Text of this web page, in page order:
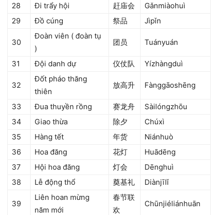
28
Đi trẩy hội 赶庙会
Gǎnmiàohuì
29
Đồ cúng 祭品 Jìpǐn
30
Đoàn viên ( đoàn tụ
)
团员 Tuányuán
31 Đội danh dự 仪仗队 Yízhàngduì
32
Đốt pháo thăng
thiên
放高升 Fànggāoshēng
33 Đua thuyền rồng 赛龙舟
Sàilóngzhōu
34
Giao thừa 除夕
Chúxì
35
Hàng tết 年货
Niánhuò
36
Hoa đăng 花灯
Huādēng
37
Hội hoa đăng 灯会
Dēnghuì
38
Lễ động thổ 奠基礼 Diànjīlǐ
39
Liên hoan mừng
năm mới
春节联
欢
Chūnjiéliánhuān